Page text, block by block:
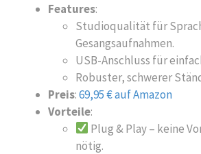
Features:
Studioqualität für
Gesangsaufnahmen.
USB-Anschluss für
Robuster, schwerer
Preis:69,95 € auf Amazon
Vorteile:
Plug & Play – keine
nötig.